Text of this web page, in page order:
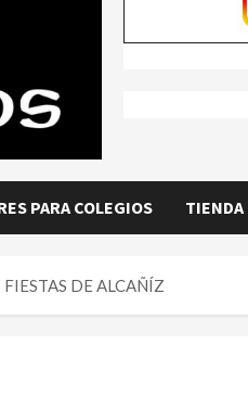
PARA COLEGIOS TIENDA
DE ALCAÑÍZ